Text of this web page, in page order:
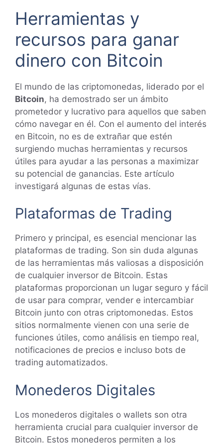
Herramientas y
recursos para ganar
dinero con Bitcoin
El mundo de las criptomonedas, liderado por el
Bitcoin, ha demostrado ser un ámbito
prometedor y lucrativo para aquellos que saben
cómo navegar en él. Con el aumento del interés
en Bitcoin, no es de extrañar que estén
surgiendo muchas herramientas y recursos
útiles para ayudar a las personas a maximizar
su potencial de ganancias. Este artículo
investigará algunas de estas vías.
Plataformas de Trading
Primero y principal, es esencial mencionar las
plataformas de trading. Son sin duda algunas
de las herramientas más valiosas a disposición
de cualquier inversor de Bitcoin. Estas
plataformas proporcionan un lugar seguro y fácil
de usar para comprar, vender e intercambiar
Bitcoin junto con otras criptomonedas. Estos
sitios normalmente vienen con una serie de
funciones útiles, como análisis en tiempo real,
notificaciones de precios e incluso bots de
trading automatizados.
Monederos Digitales
Los monederos digitales o wallets son otra
herramienta crucial para cualquier inversor de
Bitcoin. Estos monederos permiten a los